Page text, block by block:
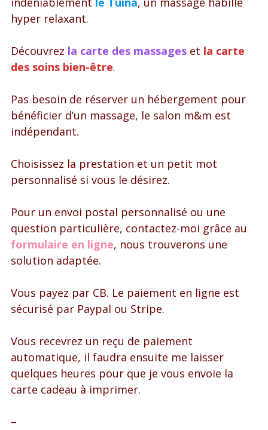
hyper relaxant.
Découvrez la carte des massageset la carte
des soins bien-être.
Pas besoin de réserver un hébergement pour
bénéficier d’un massage, le salon m&m est
indépendant.
Choisissez la prestation et un petit mot
personnalisé si vous le désirez.
Pour un envoi postal personnalisé ou une
question particulière, contactez-moi grâce au
formulaire en ligne, nous trouverons une
solution adaptée.
Vous payez par CB. Le paiement en ligne est
sécurisé par Paypal ou Stripe.
Vous recevrez un reçu de paiement
automatique, il faudra ensuite me laisser
quelques heures pour que je vous envoie la
carte cadeau à imprimer.
–